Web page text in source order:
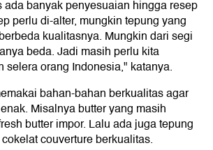
ada banyak penyesuaian hingga resep
perlu di-alter, mungkin tepung yang
kualitasnya. Mungkin dari segi
beda. Jadi masih perlu kita
selera orang Indonesia," katanya.
bahan-bahan berkualitas agar
Misalnya butter yang masih
butter impor. Lalu ada juga tepung
couverture berkualitas.